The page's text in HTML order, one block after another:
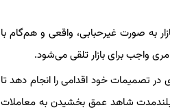
به صورت غیرحبابی، واقعی و هم‌گام با
واجب برای بازار تلقی می‌شود.
در تصمیمات خود اقدامی را انجام دهد تا
بلندمدت شاهد عمق بخشیدن به معاملات